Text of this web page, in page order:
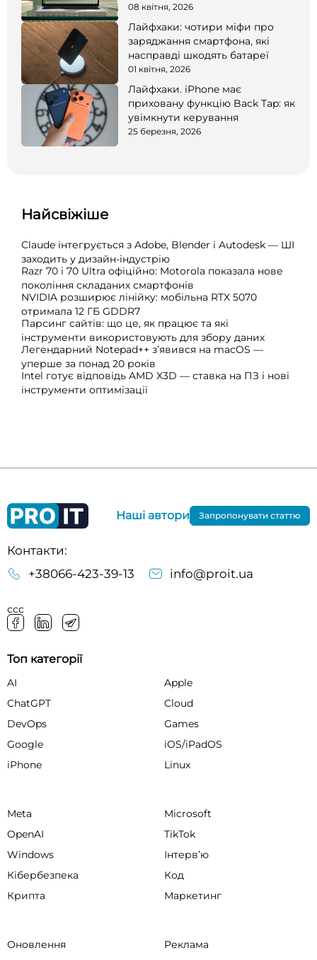
08 квітня, 2026
Лайфхаки: чотири міфи про
заряджання смартфона, які
насправді шкодять батареї
01 квітня, 2026
Лайфхаки. iPhone має
приховану функцію Back Tap: як
увімкнути керування
25 березня, 2026
Найсвіжіше
Claude інтегрується з Adobe, Blender і Autodesk — ШІ
заходить у дизайн-індустрію
Razr 70 і 70 Ultra офіційно: Motorola показала нове
покоління складаних смартфонів
NVIDIA розширює лінійку: мобільна RTX 5070
отримала 12 ГБ GDDR7
Парсинг сайтів: що це, як працює та які
інструменти використовують для збору даних
Легендарний Notepad++ з’явився на macOS —
уперше за понад 20 років
Intel готує відповідь AMD X3D — ставка на ПЗ і нові
інструменти оптимізації
Контакти:
+38066-423-39-13
info@proit.ua
ссс
Наші автори Запропонувати статтю
Топ категорії
AI
Apple
ChatGPT
Cloud
DevOps
Games
Google
iOS/iPadOS
iPhone
Linux
Meta
Microsoft
OpenAI
TikTok
Windows
Інтервʼю
Кібербезпека
Код
Крипта
Маркетинг
Оновлення
Реклама